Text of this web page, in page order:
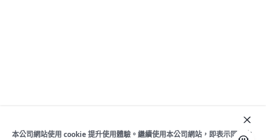
本公司網站使用 cookie 提升使用體驗。繼續使用本公司網站，即表示同意本